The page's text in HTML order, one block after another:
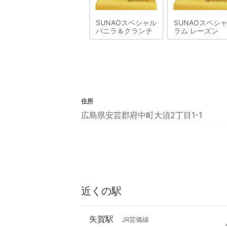
SUNAOスペシャル
バニラ＆クランチ
SUNAOスペシ
ラム レーズン
住所
広島県安芸郡府中町大須2丁目1-1
近くの駅
矢賀駅 JR芸備線